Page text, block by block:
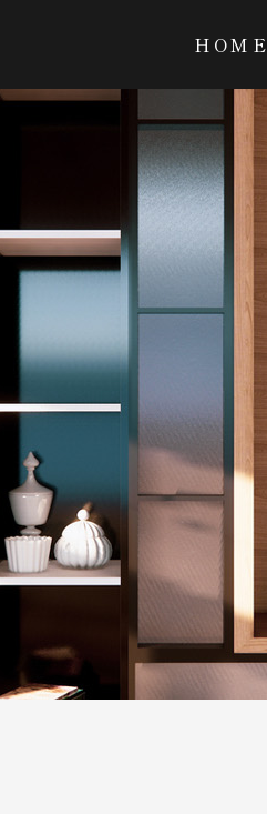
HOME